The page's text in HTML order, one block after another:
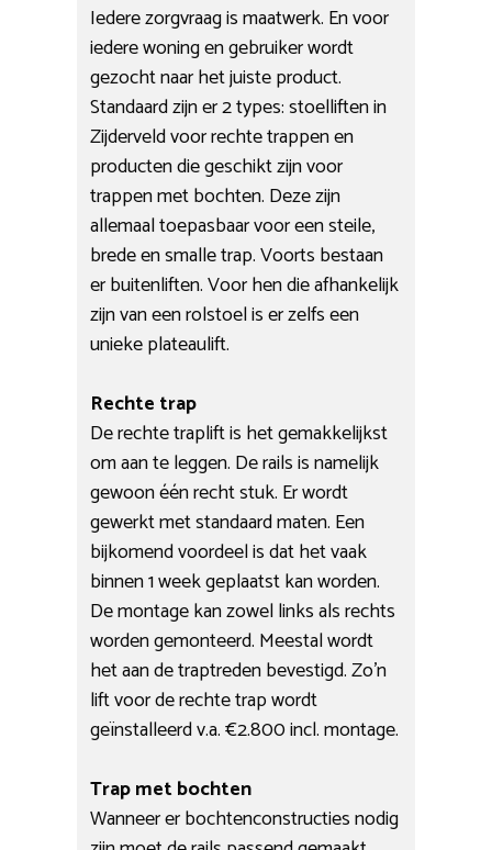
Iedere zorgvraag is maatwerk. En voor
iedere woning en gebruiker wordt
gezocht naar het juiste product.
Standaard zijn er 2 types: stoelliften in
Zijderveld voor rechte trappen en
producten die geschikt zijn voor
trappen met bochten. Deze zijn
allemaal toepasbaar voor een steile,
brede en smalle trap. Voorts bestaan
er buitenliften. Voor hen die afhankelijk
zijn van een rolstoel is er zelfs een
unieke plateaulift.
Rechte trap
De rechte traplift is het gemakkelijkst
om aan te leggen. De rails is namelijk
gewoon één recht stuk. Er wordt
gewerkt met standaard maten. Een
bijkomend voordeel is dat het vaak
binnen 1 week geplaatst kan worden.
De montage kan zowel links als rechts
worden gemonteerd. Meestal wordt
het aan de traptreden bevestigd. Zo’n
lift voor de rechte trap wordt
geïnstalleerd v.a. €2.800 incl. montage.
Trap met bochten
Wanneer er bochtenconstructies nodig